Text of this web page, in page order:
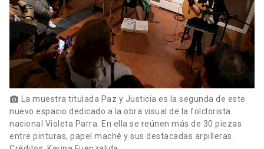
photo_camera La muestra titulada Paz y Justicia es la segunda de este
nuevo espacio dedicado a la obra visual de la folclorista
nacional Violeta Parra. En ella se reúnen más de 30 piezas
entre pinturas, papel maché y sus destacadas arpilleras.